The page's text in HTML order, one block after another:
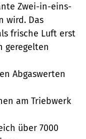
Zwei-in-eins-
wird. Das
frische Luft erst
geregelten
Abgaswerten
am Triebwerk
über 7000